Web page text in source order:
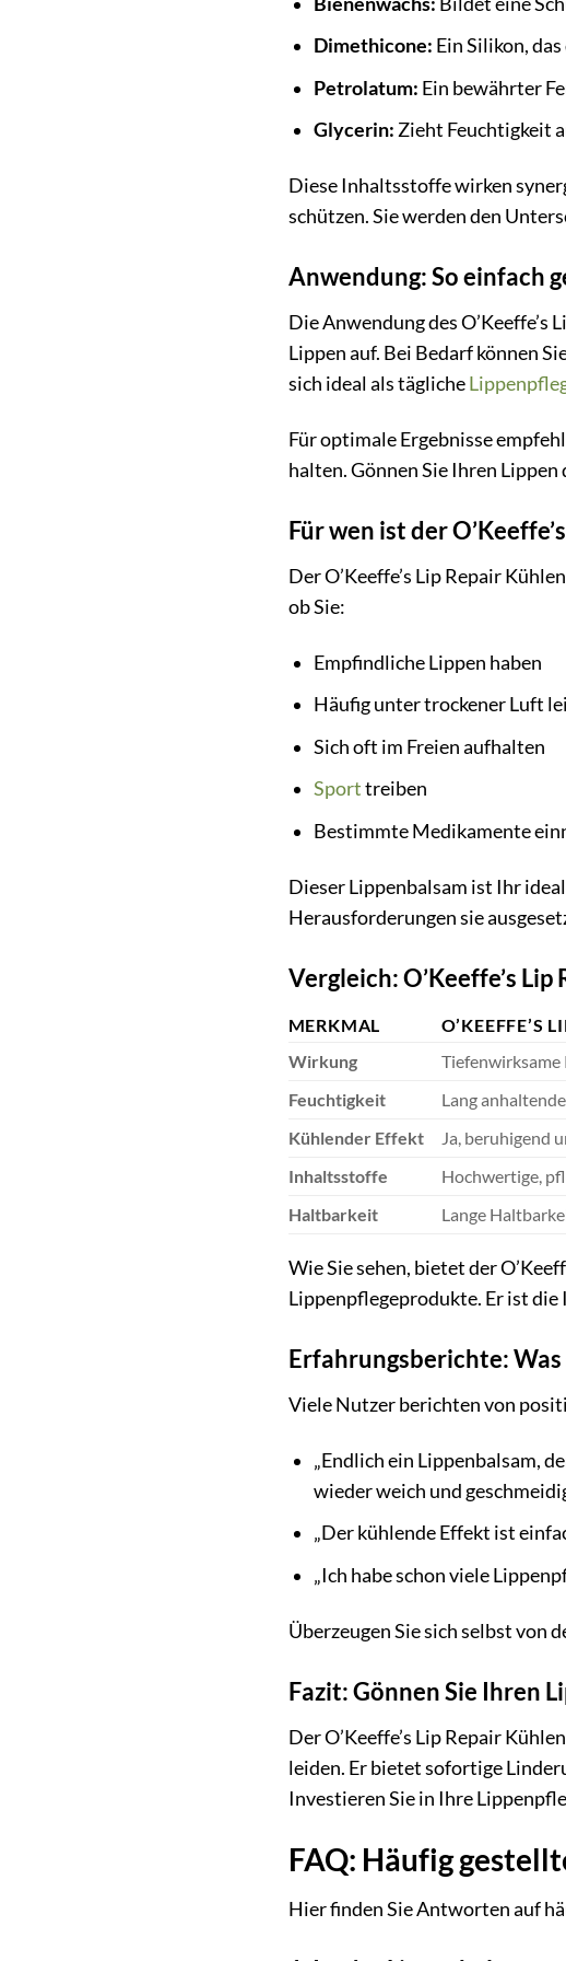
Dimethicone: Ein Silikon,
Petrolatum: Ein bewährter
Glycerin:Zieht Feuchtigkeit
Diese Inhaltsstoffe wirken
schützen. Sie werden den
Anwendung: So einfach
Die Anwendung des
Lippen auf. Bei Bedarf können
sich ideal als tägliche
Für optimale Ergebnisse
halten. Gönnen Sie Ihren Lippen
Für wen ist der
Der O’Keeffe’s Lip Repair
ob Sie:
Empfindliche Lippen haben
Häufig unter trockener Luft
Sich oft im Freien aufhalten
Sporttreiben
Bestimmte Medikamente
Dieser Lippenbalsam ist Ihr
Herausforderungen sie
Vergleich: O’Keeffe’s
MERKMAL O’KEEFFE’S
Wirkung
Tiefenwirksame
Feuchtigkeit
Lang
Kühlender Effekt
Ja, beruhigend
Inhaltsstoffe
Hochwertige,
Haltbarkeit
Lange
Wie Sie sehen, bietet der
Lippenpflegeprodukte. Er ist
Erfahrungsberichte:
Viele Nutzer berichten von
„Endlich ein Lippenbalsam,
wieder weich und
„Der kühlende Effekt ist
„Ich habe schon viele
Überzeugen Sie sich selbst von
Fazit: Gönnen Sie Ihren
Der O’Keeffe’s Lip Repair
leiden. Er bietet sofortige
Investieren Sie in Ihre
FAQ: Häufig
Hier finden Sie Antworten auf